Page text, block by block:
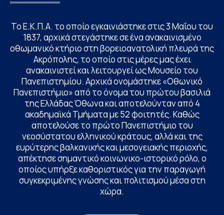
Το Ε.Κ.Π.Α. το οποίο εγκαινιάστηκε στις 3 Μαΐου του
1837, αρχικά στεγάστηκε σε ένα ανακαινισμένο
οθωμανικό κτήριο στη βορειοανατολική πλευρά της
Ακρόπολης, το οποίο στις μέρες μας έχει
ανακαινιστεί και λειτουργεί ως Μουσείο του
Πανεπιστημίου. Αρχικά ονομάστηκε «Οθωνικό
Πανεπιστήμιο» από το όνομα του πρώτου βασιλιά
της Ελλάδας Όθωνα και αποτελούνταν από 4
ακαδημαϊκά Τμήματα με 52 φοιτητές. Καθώς
αποτελούσε το πρώτο Πανεπιστήμιο του
νεοσύστατου ελληνικού κράτους, αλλά και της
ευρύτερης βαλκανικής και μεσογειακής περιοχής,
απέκτησε σημαντικό κοινωνικο-ιστορικό ρόλο, ο
οποίος υπήρξε καθοριστικός για την παραγωγή
συγκεκριμένης γνώσης και πολιτισμού μέσα στη
χώρα.